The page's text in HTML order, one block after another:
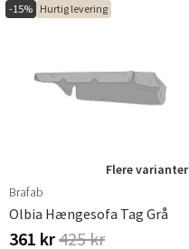
-15% Hurtig levering
Flere varianter
Brafab
Olbia Hængesofa Tag Grå
361 kr425 kr